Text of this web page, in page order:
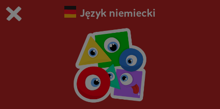
Grasz w wersję demonstracyjną Squli
Kup teraz!
0 1
Język niemiecki